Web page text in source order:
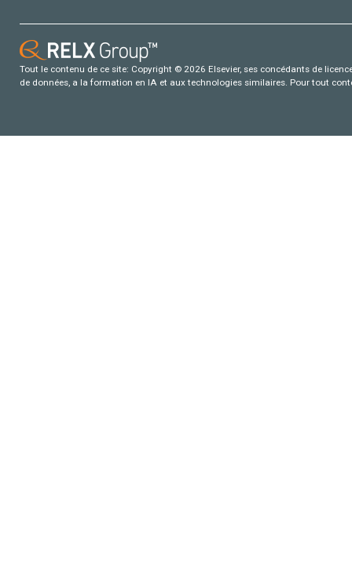
Tout le contenu de ce site: Copyright © 2026 Elsevier, ses concédants de
de données, a la formation en IA et aux technologies similaires. Pour tout